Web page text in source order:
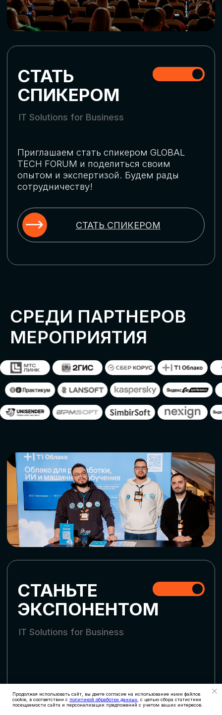
Продолжая использовать сайт, вы даете согласие на использование нами файлов
cookie, в соответствии с политикой обработки данных , с целью сбора статистики
посещаемости сайта и персонализации предложений с учетом ваших интересов.
ОСТАВИТЬ
ЗАЯВКУ
СТАТЬ ПАРТНЕРОМ
СКАЧАТЬ ПРОГРАММУ
СТАТЬ СПИКЕРОМ
Оставьте заявку, наши менеджеры
СТАТЬ УЧАСТНИКОМ